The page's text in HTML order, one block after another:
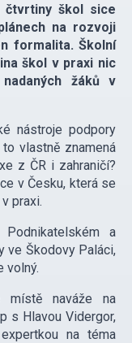
škol sice
na rozvoji
formalita. Školní
škol v praxi nic
žáků v
nástroje podpory
vlastně znamená
z ČR i zahraničí?
v Česku, která se
praxi.
a
ve Škodovy Paláci,
volný.
místě naváže na
s Hlavou Vidergor,
na téma